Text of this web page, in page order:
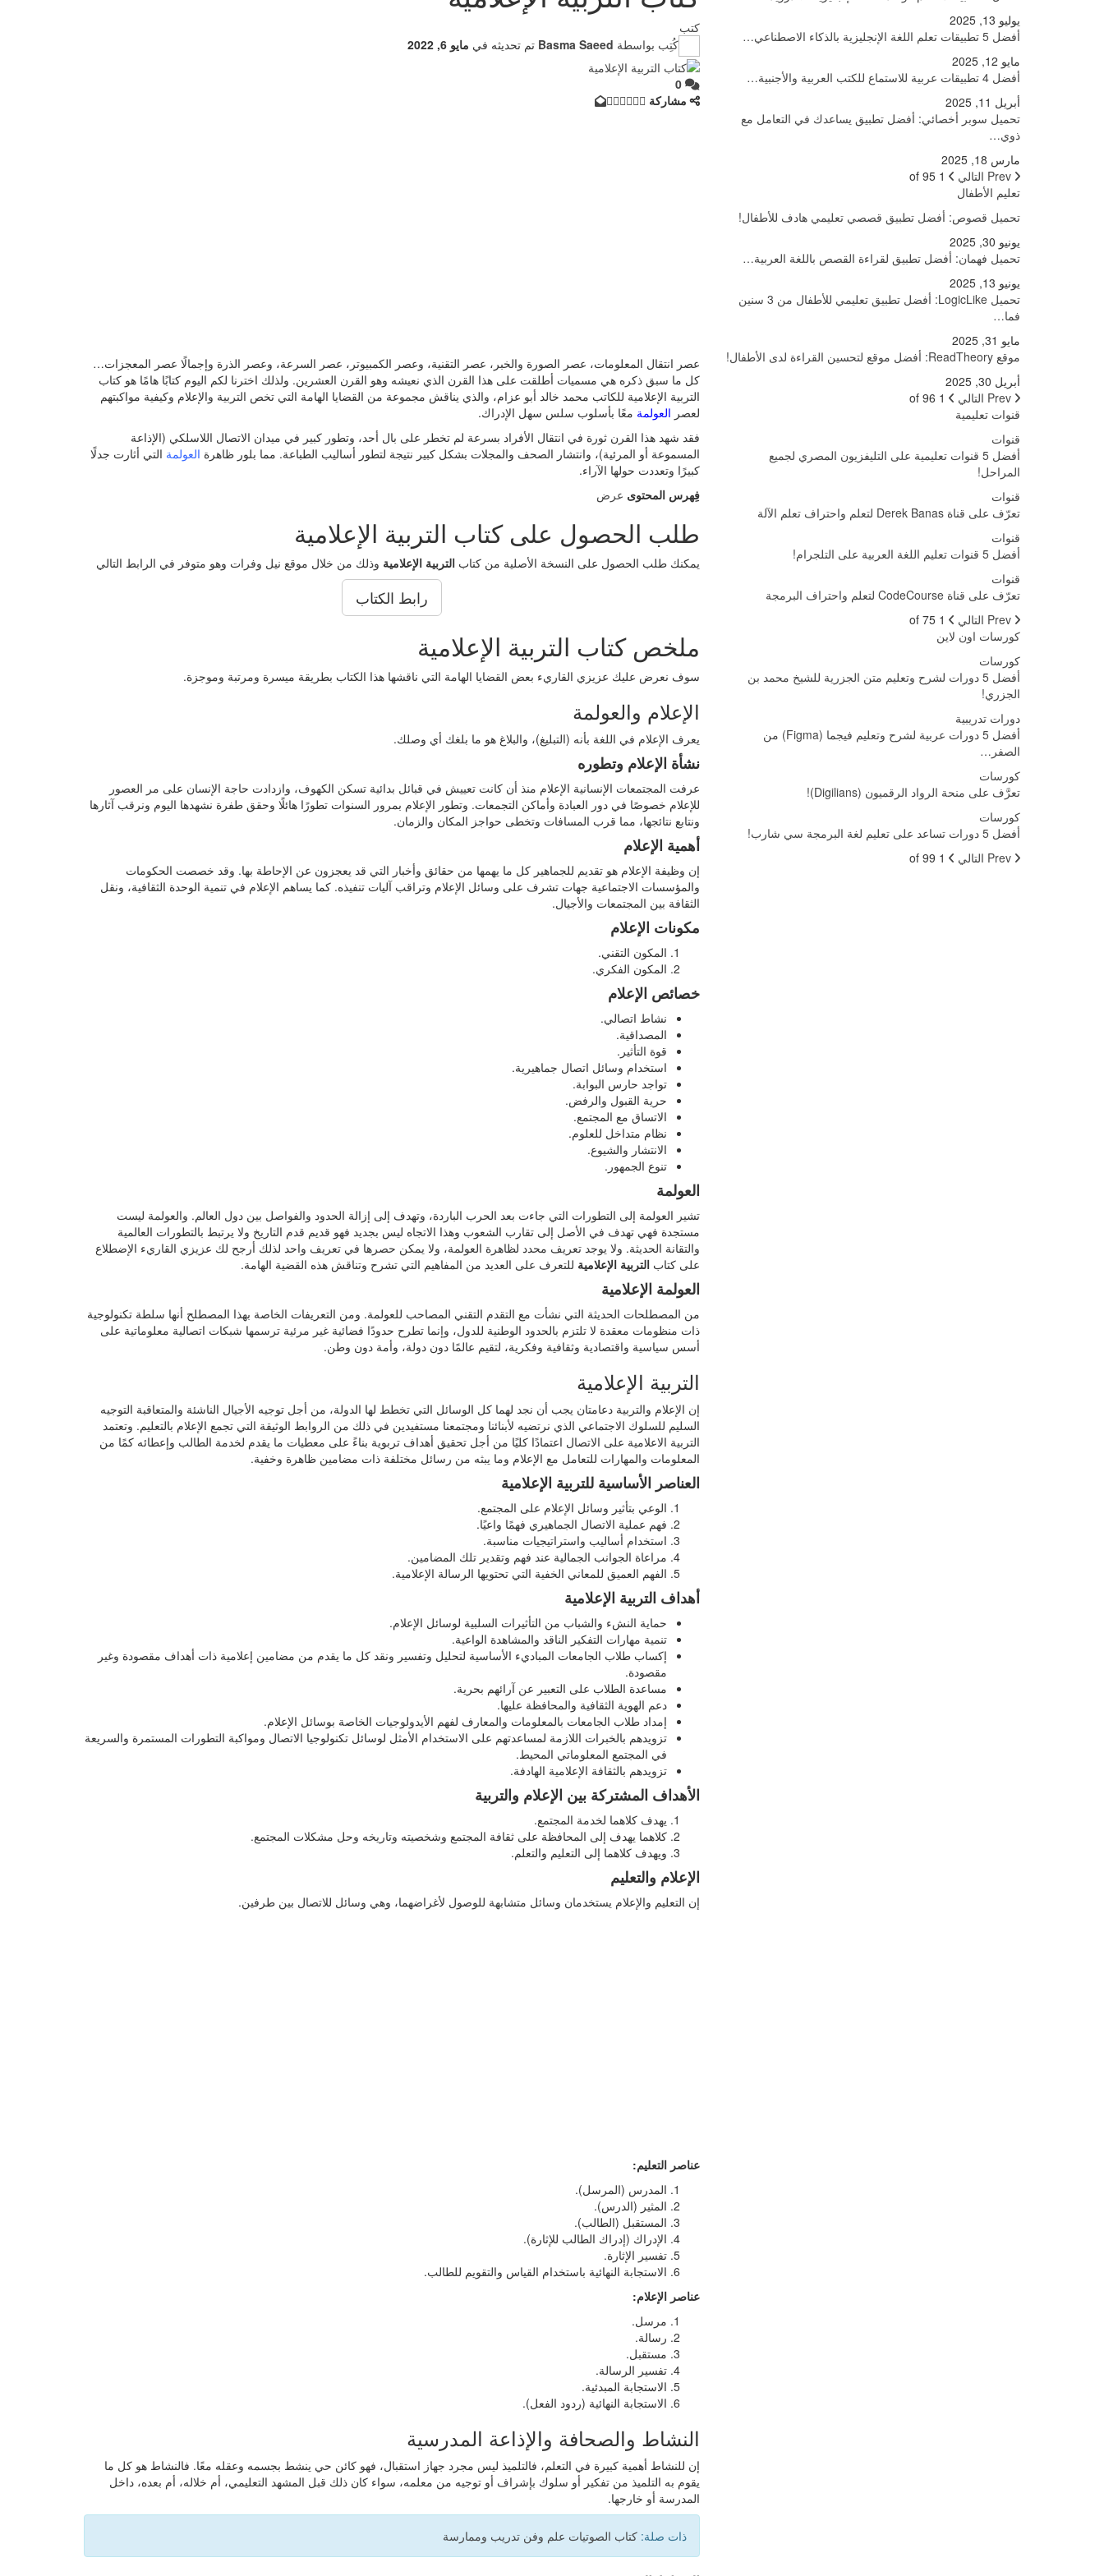
كتب
كُتِب بواسطة Basma Saeed تم تحديثه في مايو 6, 2022
0
مشاركة
عصر انتقال المعلومات، عصر الصورة والخبر، عصر التقنية، وعصر الكمبيوتر، عصر السرعة، وعصر الذرة وإجمالًا عصر المعجزات…
كل ما سبق ذكره هي مسميات أطلقت على هذا القرن الذي نعيشه وهو القرن العشرين. ولذلك اخترنا لكم اليوم كتابًا هامًا هو كتاب
التربية الإعلامية للكاتب محمد خالد أبو عزام، والذي يناقش مجموعة من القضايا الهامة التي تخص التربية والإعلام وكيفية مواكبتهم
لعصر العولمة معًا بأسلوب سلس سهل الإدراك.
فقد شهد هذا القرن ثورة في انتقال الأفراد بسرعة لم تخطر على بال أحد، وتطور كبير في ميدان الاتصال اللاسلكي (الإذاعة
المسموعة أو المرئية)، وانتشار الصحف والمجلات بشكل كبير نتيجة لتطور أساليب الطباعة. مما بلور ظاهرة العولمة التي أثارت جدلًا
كبيرًا وتعددت حولها الآراء.
فِهرس المحتوى عرض
طلب الحصول على كتاب التربية الإعلامية
يمكنك طلب الحصول على النسخة الأصلية من كتاب التربية الإعلامية وذلك من خلال موقع نيل وفرات وهو متوفر في الرابط التالي
رابط الكتاب
ملخص كتاب التربية الإعلامية
سوف نعرض عليك عزيزي القاريء بعض القضايا الهامة التي ناقشها هذا الكتاب بطريقة ميسرة ومرتبة وموجزة.
الإعلام والعولمة
يعرف الإعلام في اللغة بأنه (التبليغ)، والبلاغ هو ما بلغك أي وصلك.
نشأة الإعلام وتطوره
عرفت المجتمعات الإنسانية الإعلام منذ أن كانت تعييش في قبائل بدائية تسكن الكهوف، وازدادت حاجة الإنسان على مر العصور
للإعلام خصوصًا في دور العبادة وأماكن التجمعات. وتطور الإعلام بمرور السنوات تطورًا هائلًا وحقق طفرة نشهدها اليوم ونرقب آثارها
ونتابع نتائجها، مما قرب المسافات وتخطى حواجز المكان والزمان.
أهمية الإعلام
إن وظيفة الإعلام هو تقديم للجماهير كل ما يهمها من حقائق وأخبار التي قد يعجزون عن الإحاطة بها. وقد خصصت الحكومات
والمؤسسات الاجتماعية جهات تشرف على وسائل الإعلام وتراقب آليات تنفيذه. كما يساهم الإعلام في تنمية الوحدة الثقافية، ونقل
الثقافة بين المجتمعات والأجيال.
مكونات الإعلام
المكون التقني.
المكون الفكري.
خصائص الإعلام
نشاط اتصالي.
المصداقية.
قوة التأثير.
استخدام وسائل اتصال جماهيرية.
تواجد حارس البوابة.
حرية القبول والرفض.
الاتساق مع المجتمع.
نظام متداخل للعلوم.
الانتشار والشيوع.
تنوع الجمهور.
العولمة
تشير العولمة إلى التطورات التي جاءت بعد الحرب الباردة، وتهدف إلى إزالة الحدود والفواصل بين دول العالم. والعولمة ليست
مستجدة فهي تهدف في الأصل إلى تقارب الشعوب وهذا الاتجاه ليس بجديد فهو قديم قدم التاريخ ولا يرتبط بالتطورات العالمية
والتقانة الحديثة. ولا يوجد تعريف محدد لظاهرة العولمة، ولا يمكن حصرها في تعريف واحد لذلك أرجح لك عزيزي القاريء الإضطلاع
على كتاب التربية الإعلامية للتعرف على العديد من المفاهيم التي تشرح وتناقش هذه القضية الهامة.
العولمة الإعلامية
من المصطلحات الحديثة التي نشأت مع التقدم التقني المصاحب للعولمة. ومن التعريفات الخاصة بهذا المصطلح أنها سلطة تكنولوجية
ذات منظومات معقدة لا تلتزم بالحدود الوطنية للدول، وإنما تطرح حدودًا فضائية غير مرئية ترسمها شبكات اتصالية معلوماتية على
أسس سياسية واقتصادية وثقافية وفكرية، لتقيم عالمًا دون دولة، وأمة دون وطن.
التربية الإعلامية
إن الإعلام والتربية دعامتان يجب أن نجد لهما كل الوسائل التي تخطط لها الدولة، من أجل توجيه الأجيال الناشئة والمتعاقبة التوجيه
السليم للسلوك الاجتماعي الذي نرتضيه لأبنائنا ومجتمعنا مستفيدين في ذلك من الروابط الوثيقة التي تجمع الإعلام بالتعليم. وتعتمد
التربية الاعلامية على الاتصال اعتمادًا كليًا من أجل تحقيق أهداف تربوية بناءً على معطيات ما يقدم لخدمة الطالب وإعطائه كمًا من
المعلومات والمهارات للتعامل مع الإعلام وما يبثه من رسائل مختلفة ذات مضامين ظاهرة وخفية.
العناصر الأساسية للتربية الإعلامية
الوعي بتأثير وسائل الإعلام على المجتمع.
فهم عملية الاتصال الجماهيري فهمًا واعيًا.
استخدام أساليب واستراتيجيات مناسبة.
مراعاة الجوانب الجمالية عند فهم وتقدير تلك المضامين.
الفهم العميق للمعاني الخفية التي تحتويها الرسالة الإعلامية.
أهداف التربية الإعلامية
حماية النشء والشباب من التأثيرات السلبية لوسائل الإعلام.
تنمية مهارات التفكير الناقد والمشاهدة الواعية.
إكساب طلاب الجامعات المباديء الأساسية لتحليل وتفسير ونقد كل ما يقدم من مضامين إعلامية ذات أهداف مقصودة وغير
مقصودة.
مساعدة الطلاب على التعبير عن آرائهم بحرية.
دعم الهوية الثقافية والمحافظة عليها.
إمداد طلاب الجامعات بالمعلومات والمعارف لفهم الأيدولوجيات الخاصة بوسائل الإعلام.
تزويدهم بالخبرات اللازمة لمساعدتهم على الاستخدام الأمثل لوسائل تكنولوجيا الاتصال ومواكبة التطورات المستمرة والسريعة
في المجتمع المعلوماتي المحيط.
تزويدهم بالثقافة الإعلامية الهادفة.
الأهداف المشتركة بين الإعلام والتربية
يهدف كلاهما لخدمة المجتمع.
كلاهما يهدف إلى المحافظة على ثقافة المجتمع وشخصيته وتاريخه وحل مشكلات المجتمع.
ويهدف كلاهما إلى التعليم والتعلم.
الإعلام والتعليم
إن التعليم والإعلام يستخدمان وسائل متشابهة للوصول لأغراضهما، وهي وسائل للاتصال بين طرفين.
عناصر التعليم:
المدرس (المرسل).
المثير (الدرس).
المستقبل (الطالب).
الإدراك (إدراك الطالب للإثارة).
تفسير الإثارة.
الاستجابة النهائية باستخدام القياس والتقويم للطالب.
عناصر الإعلام:
مرسل.
رسالة.
مستقبل.
تفسير الرسالة.
الاستجابة المبدئية.
الاستجابة النهائية (ردود الفعل).
النشاط والصحافة والإذاعة المدرسية
إن للنشاط أهمية كبيرة في التعلم، فالتلميذ ليس مجرد جهاز استقبال، فهو كائن حي ينشط بجسمه وعقله معًا. فالنشاط هو كل ما
يقوم به التلميذ من تفكير أو سلوك بإشراف أو توجيه من معلمه، سواء كان ذلك قبل المشهد التعليمي، أم خلاله، أم بعده، داخل
المدرسة أو خارجها.
ذات صلة: كتاب الصوتيات علم وفن تدريب وممارسة
يوليو 13, 2025
أفضل 5 تطبيقات تعلم اللغة الإنجليزية بالذكاء الاصطناعي…
مايو 12, 2025
أفضل 4 تطبيقات عربية للاستماع للكتب العربية والأجنبية…
أبريل 11, 2025
تحميل سوبر أخصائي: أفضل تطبيق يساعدك في التعامل مع
ذوي…
مارس 18, 2025
التالي
1 of 95
تعليم الأطفال
تحميل قصوص: أفضل تطبيق قصصي تعليمي هادف للأطفال!
يونيو 30, 2025
تحميل فهمان: أفضل تطبيق لقراءة القصص باللغة العربية…
يونيو 13, 2025
تحميل LogicLike: أفضل تطبيق تعليمي للأطفال من 3 سنين
فما…
مايو 31, 2025
موقع ReadTheory: أفضل موقع لتحسين القراءة لدى الأطفال!
أبريل 30, 2025
التالي
1 of 96
قنوات تعليمية
قنوات
أفضل 5 قنوات تعليمية على التليفزيون المصري لجميع
المراحل!
قنوات
تعرّف على قناة Derek Banas لتعلم واحتراف تعلم الآلة
قنوات
أفضل 5 قنوات تعليم اللغة العربية على التلجرام!
قنوات
تعرّف على قناة CodeCourse لتعلم واحتراف البرمجة
التالي
1 of 75
كورسات اون لاين
كورسات
أفضل 5 دورات لشرح وتعليم متن الجزرية للشيخ محمد بن
الجزري!
دورات تدريبية
أفضل 5 دورات عربية لشرح وتعليم فيجما (Figma) من
الصفر…
كورسات
تعرَّف على منحة الرواد الرقميون (Digilians)!
كورسات
أفضل 5 دورات تساعد على تعليم لغة البرمجة سي شارب!
التالي 1 of 99